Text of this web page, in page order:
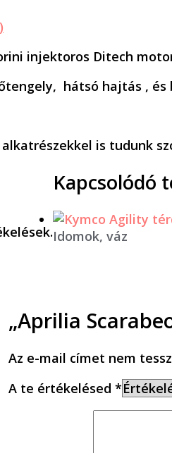
injektoros Ditech
hátsó hajtás , és
is tudunk
„Aprilia
Az e-mail címet nem
A te értékelésed *
Kapcsolódó
Idomok, váz